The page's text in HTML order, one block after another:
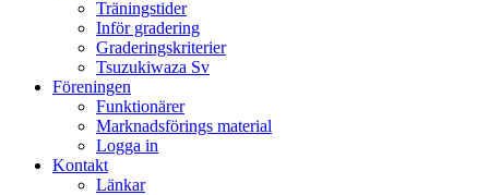
Träningstider
Inför gradering
Graderingskriterier
Tsuzukiwaza Sv
Föreningen
Funktionärer
Marknadsförings material
Logga in
Kontakt
Länkar